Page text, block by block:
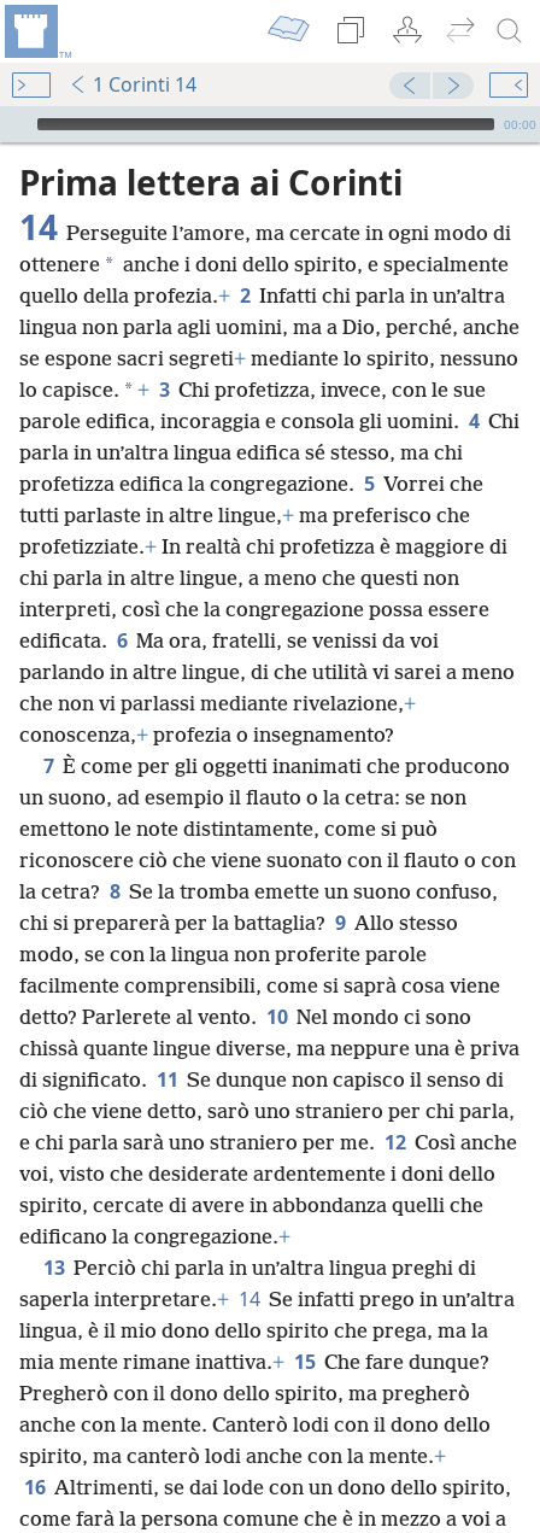
1 Corinti 14
Audio Player
00:00
Prima lettera ai Corinti
14 Perseguite l’amore, ma cercate in ogni modo di
ottenere * anche i doni dello spirito, e specialmente
quello della profezia.+ 2 Infatti chi parla in un’altra
lingua non parla agli uomini, ma a Dio, perché, anche
se espone sacri segreti+ mediante lo spirito, nessuno
lo capisce. * + 3 Chi profetizza, invece, con le sue
parole edifica, incoraggia e consola gli uomini. 4 Chi
parla in un’altra lingua edifica sé stesso, ma chi
profetizza edifica la congregazione. 5 Vorrei che
tutti parlaste in altre lingue,+ ma preferisco che
profetizziate.+ In realtà chi profetizza è maggiore di
chi parla in altre lingue, a meno che questi non
interpreti, così che la congregazione possa essere
edificata. 6 Ma ora, fratelli, se venissi da voi
parlando in altre lingue, di che utilità vi sarei a meno
che non vi parlassi mediante rivelazione,+
conoscenza,+ profezia o insegnamento?
7 È come per gli oggetti inanimati che producono
un suono, ad esempio il flauto o la cetra: se non
emettono le note distintamente, come si può
riconoscere ciò che viene suonato con il flauto o con
la cetra? 8 Se la tromba emette un suono confuso,
chi si preparerà per la battaglia? 9 Allo stesso
modo, se con la lingua non proferite parole
facilmente comprensibili, come si saprà cosa viene
detto? Parlerete al vento. 10 Nel mondo ci sono
chissà quante lingue diverse, ma neppure una è priva
di significato. 11 Se dunque non capisco il senso di
ciò che viene detto, sarò uno straniero per chi parla,
e chi parla sarà uno straniero per me. 12 Così anche
voi, visto che desiderate ardentemente i doni dello
spirito, cercate di avere in abbondanza quelli che
edificano la congregazione.+
13 Perciò chi parla in un’altra lingua preghi di
saperla interpretare.+ 14 Se infatti prego in un’altra
lingua, è il mio dono dello spirito che prega, ma la
mia mente rimane inattiva.+ 15 Che fare dunque?
Pregherò con il dono dello spirito, ma pregherò
anche con la mente. Canterò lodi con il dono dello
spirito, ma canterò lodi anche con la mente.+
16 Altrimenti, se dai lode con un dono dello spirito,
come farà la persona comune che è in mezzo a voi a